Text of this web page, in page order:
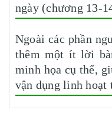
ngày (chương 13-
Ngoài các phần
thêm một ít lời
minh họa cụ thể,
vận dụng linh hoạt